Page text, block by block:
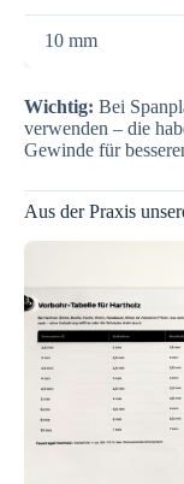
10 mm
Wichtig: Bei
verwenden – die
Gewinde für
Aus der Praxis